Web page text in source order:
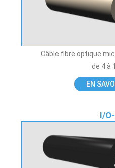
Câble fibre optique
de 4 à
EN
I/